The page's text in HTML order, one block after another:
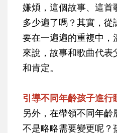
嫌煩，這個故事、這首
多少遍了嗎？其實，
要在一遍遍的重複中，
來說，故事和歌曲代
和肯定。
引導不同年齡孩子進行
另外，在帶領不同年
不是略略需要變更呢？